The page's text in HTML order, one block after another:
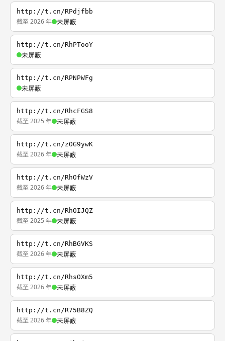
http://t.cn/RPdjfbb
截至 2026 年 未屏蔽
http://t.cn/RhPTooY
未屏蔽
http://t.cn/RPNPWFg
未屏蔽
http://t.cn/RhcFGS8
截至 2025 年 未屏蔽
http://t.cn/zOG9ywK
截至 2026 年 未屏蔽
http://t.cn/RhOfWzV
截至 2026 年 未屏蔽
http://t.cn/RhOIJQZ
截至 2025 年 未屏蔽
http://t.cn/RhBGVKS
截至 2026 年 未屏蔽
http://t.cn/RhsOXm5
截至 2026 年 未屏蔽
http://t.cn/R75B8ZQ
截至 2026 年 未屏蔽